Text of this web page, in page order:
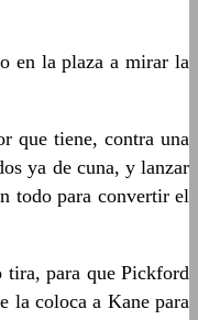
en la plaza a mirar la
que tiene, contra una
ya de cuna, y lanzar
todo para convertir el
tira, para que Pickford
la coloca a Kane para